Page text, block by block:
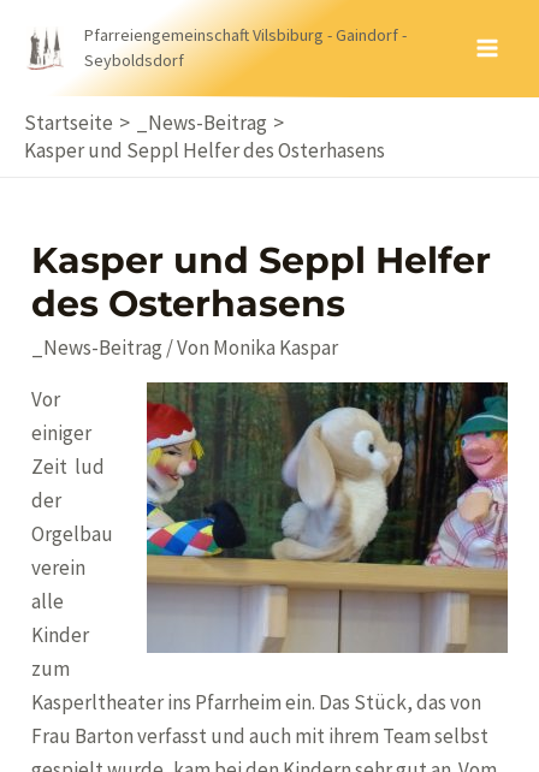
Inhalt
Pfarreiengemeinschaft Vilsbiburg - Gaindorf -
Seyboldsdorf
Startseite
_News-Beitrag
Kasper und Seppl Helfer des Osterhasens
Kasper und Seppl Helfer
des Osterhasens
_News-Beitrag / Von Monika Kaspar
Vor
einiger
Zeit lud
der
Orgelbau
verein
alle
Kinder
zum
Kasperltheater ins Pfarrheim ein. Das Stück, das von
Frau Barton verfasst und auch mit ihrem Team selbst